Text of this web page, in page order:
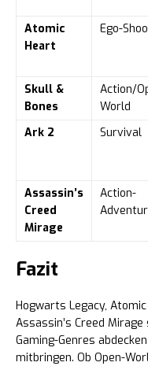
Atomic
Heart
Ego-
Skull &
Bones
Action/
World
Ark 2
Survival
Assassin’s
Creed
Mirage
Action-
Fazit
Hogwarts Legacy,
Assassin’s Creed
Gaming-Genres
mitbringen. Ob Open-